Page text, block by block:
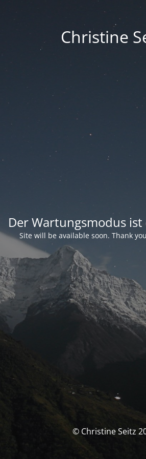
Christine
Der Wartungsmodus
Site will be available soon. Thank
© Christine Seitz